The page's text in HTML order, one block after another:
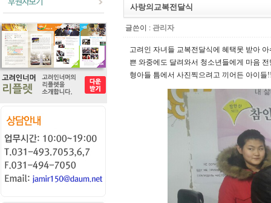
사랑의교복전달식
글쓴이 : 관리자
고려인 자녀들 교복전달식에 혜택못 받아
쁜 와중에도 달려와서 청소년들에게 마음
형아들 틈에서 사진찍으려고 끼어든 아이들